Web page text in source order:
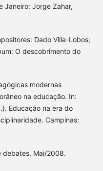
Janeiro: Jorge Zahar,
Dado Villa-Lobos;
O descobrimento do
modernas
na educação. In:
Educação na era do
Campinas:
debates. Mai/2008.